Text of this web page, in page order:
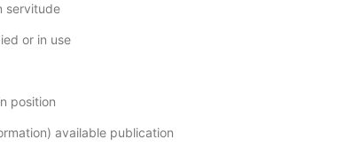
servitude
or in use
position
available publication